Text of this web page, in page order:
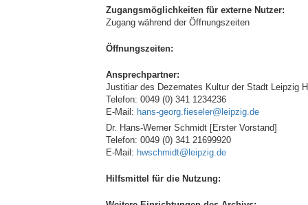
Zugangsmöglichkeiten für externe Nutzer:
Zugang während der Öffnungszeiten
Öffnungszeiten:
Ansprechpartner:
Justitiar des Dezernates Kultur der Stadt Leipzig
Telefon: 0049 (0) 341 1234236
E-Mail: hans-georg.fieseler@leipzig.de
Dr. Hans-Werner Schmidt [Erster Vorstand]
Telefon: 0049 (0) 341 21699920
E-Mail: hwschmidt@leipzig.de
Hilfsmittel für die Nutzung: